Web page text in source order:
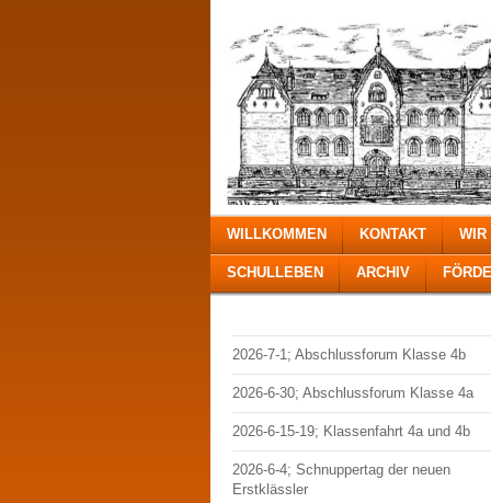
WILLKOMMEN KONTAKT WIR
SCHULLEBEN ARCHIV
2026-7-1; Abschlussforum Klasse 4b
2026-6-30; Abschlussforum Klasse 4a
2026-6-15-19; Klassenfahrt 4a und 4b
2026-6-4; Schnuppertag der neuen
Erstklässler